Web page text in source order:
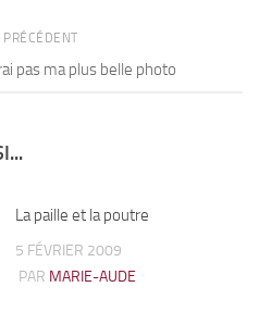
pas ma plus belle photo
La paille et la poutre
5 FÉVRIER 2009
PAR MARIE-AUDE